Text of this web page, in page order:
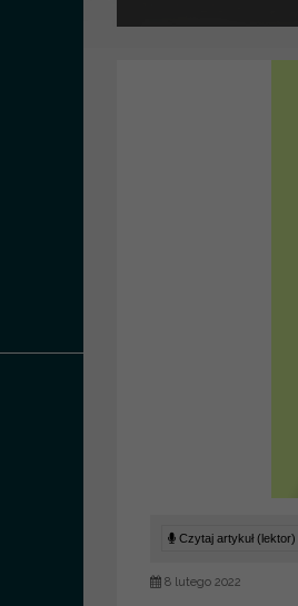
Czytaj artykuł (lektor)
8 lutego 2022